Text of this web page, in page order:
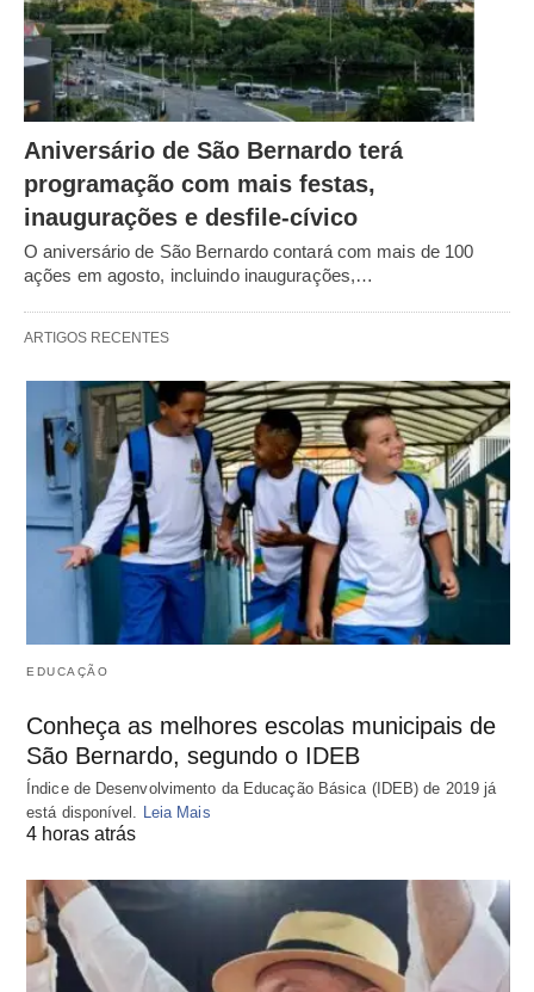
Aniversário de São Bernardo terá
programação com mais festas,
inaugurações e desfile-cívico
O aniversário de São Bernardo contará com mais de 100
ações em agosto, incluindo inaugurações,…
ARTIGOS RECENTES
EDUCAÇÃO
Conheça as melhores escolas municipais de
São Bernardo, segundo o IDEB
Índice de Desenvolvimento da Educação Básica (IDEB) de 2019 já
está disponível.
Leia Mais
4 horas atrás